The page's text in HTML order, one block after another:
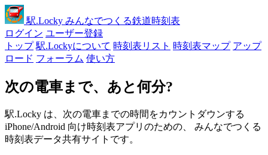
駅.Locky みんなでつくる鉄道時刻表
ログイン ユーザー登録
トップ 駅.Lockyについて 時刻表リスト 時刻表マップ アップ
ロード フォーラム 使い方
次の電車まで、あと何分?
駅.Locky は、次の電車までの時間をカウントダウンする
iPhone/Android 向け時刻表アプリのための、 みんなでつくる
時刻表データ共有サイトです。